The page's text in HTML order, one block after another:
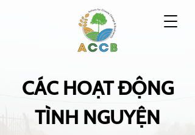
CÁC HOẠT ĐỘNG
TÌNH NGUYỆN